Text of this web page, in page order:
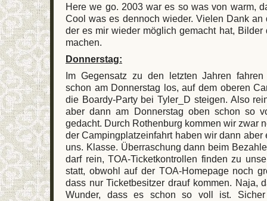
Here we go. 2003 war es so was von warm,
Cool was es dennoch wieder. Vielen Dank an
der es mir wieder möglich gemacht hat, Bilder
machen.
Donnerstag:
Im Gegensatz zu den letzten Jahren
schon am Donnerstag los, auf dem oberen
die Boardy-Party bei Tyler_D steigen. Also
aber dann am Donnerstag oben schon so
gedacht. Durch Rothenburg kommen wir zwar
der Campingplatzeinfahrt haben wir dann aber
uns. Klasse. Überraschung dann beim
darf rein, TOA-Ticketkontrollen finden zu
statt, obwohl auf der TOA-Homepage noch
dass nur Ticketbesitzer drauf kommen. Naja,
Wunder, dass es schon so voll ist.